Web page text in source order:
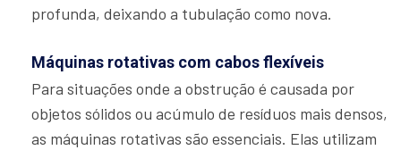
profunda, deixando a tubulação como nova.
Máquinas rotativas com cabos flexíveis
Para situações onde a obstrução é causada por
objetos sólidos ou acúmulo de resíduos mais densos,
as máquinas rotativas são essenciais. Elas utilizam